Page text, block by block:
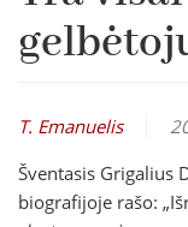
T. Emanuelis
Šventasis Grigalius
biografijoje rašo: